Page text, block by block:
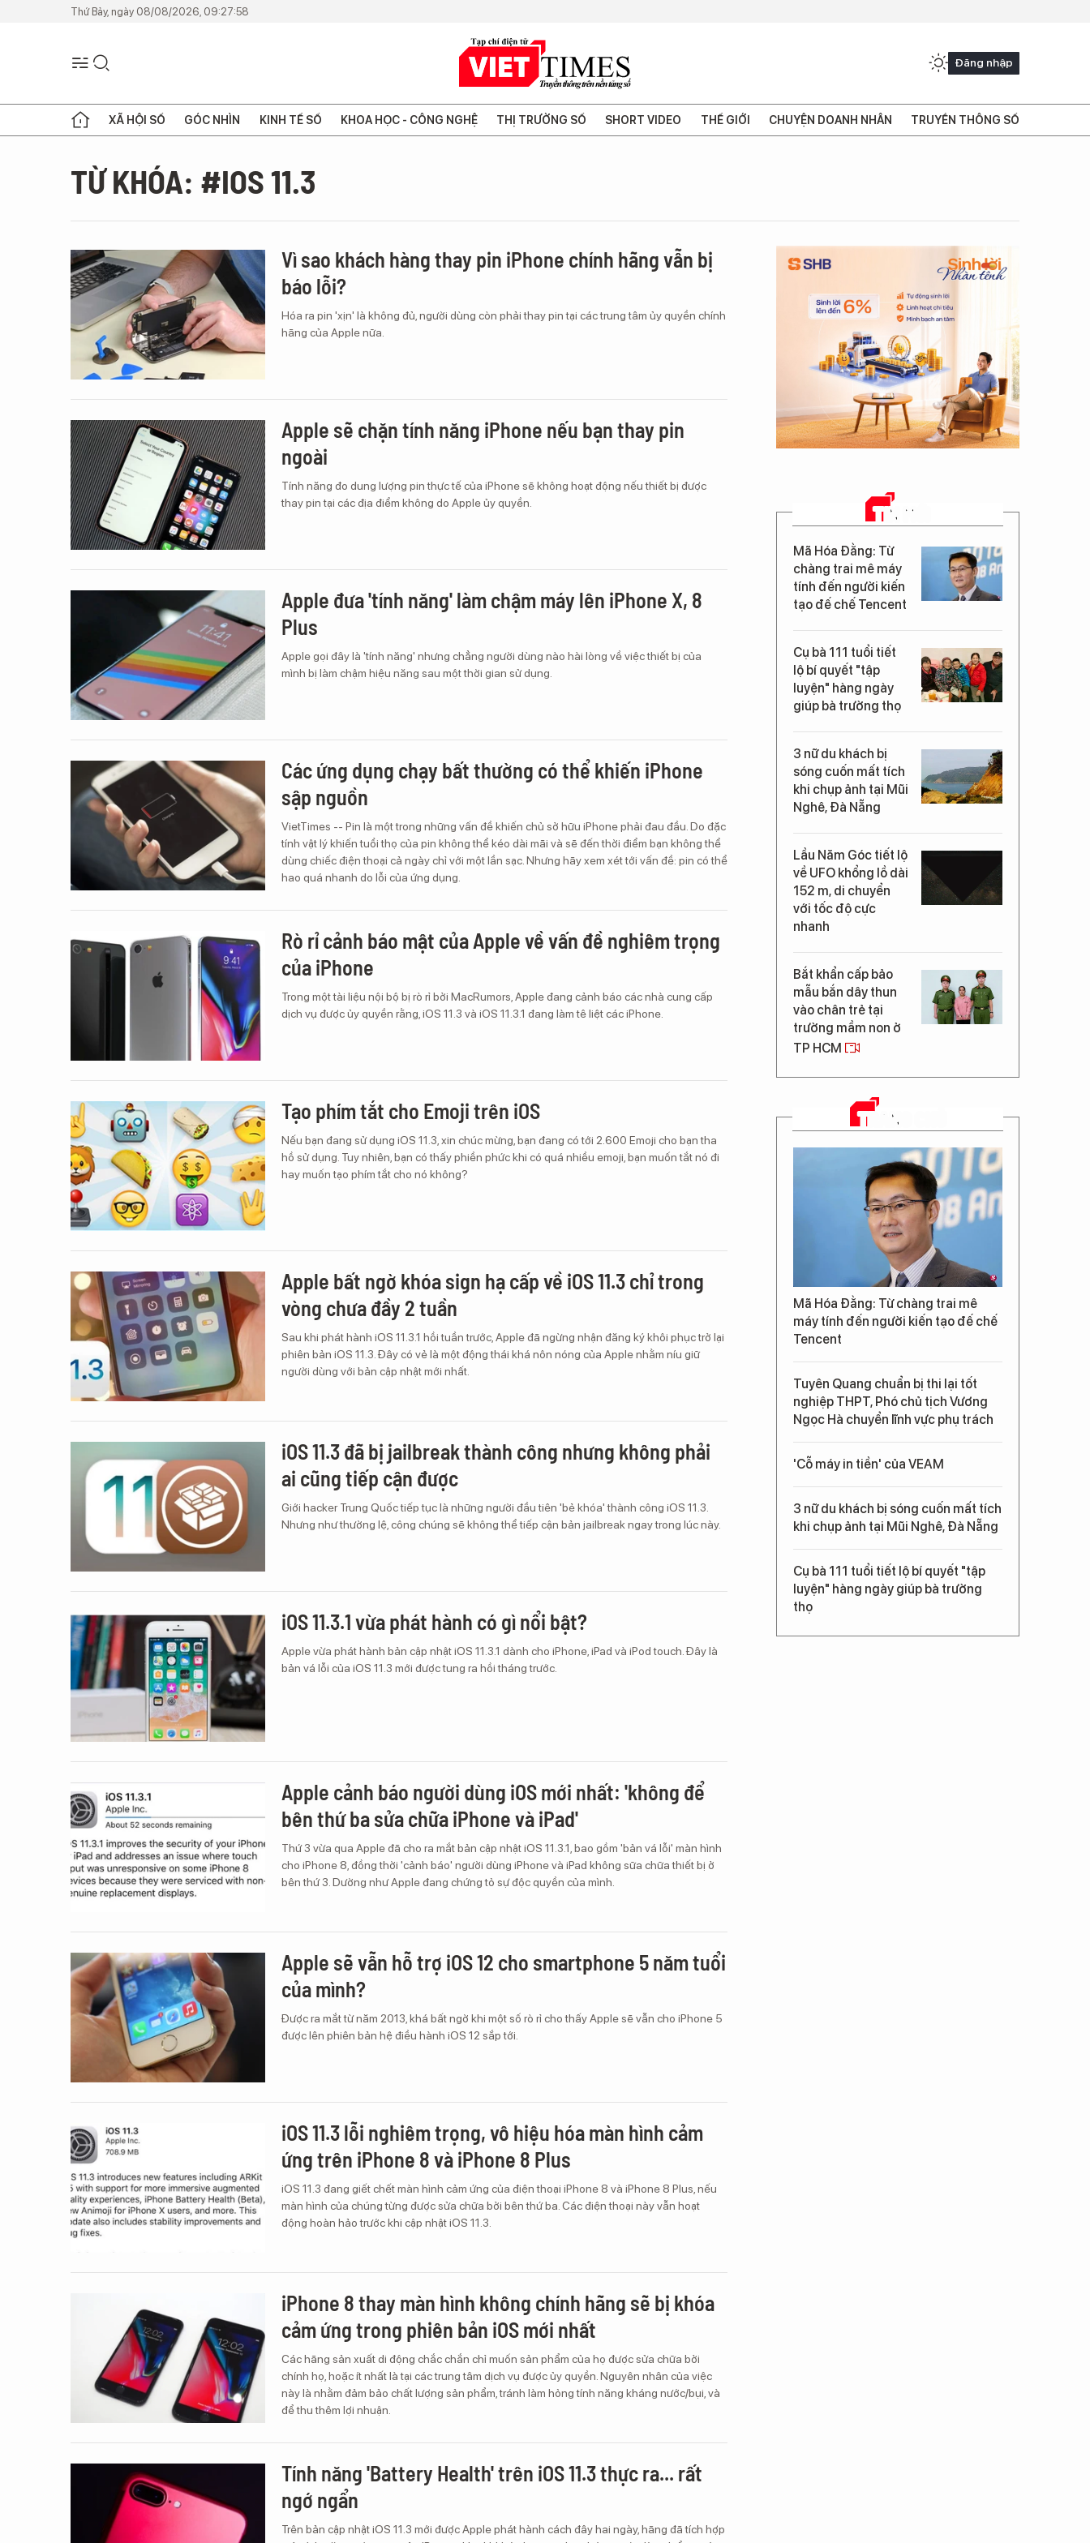
Thứ Bảy, ngày 08/08/2026, 09:27:58
Đăng nhập
XÃ HỘI SỐ GÓC NHÌN KINH TẾ SỐ KHOA HỌC - CÔNG NGHỆ THỊ TRƯỜNG SỐ SHORT VIDEO THẾ GIỚI CHUYỆN DOANH NHÂN TRUYỀN THÔNG SỐ
TỪ KHÓA: #IOS 11.3
Vì sao khách hàng thay pin iPhone chính hãng vẫn bị
báo lỗi?
Hóa ra pin 'xịn' là không đủ, người dùng còn phải thay pin tại các trung tâm ủy quyền chính
hãng của Apple nữa.
Apple sẽ chặn tính năng iPhone nếu bạn thay pin
ngoài
Tính năng đo dung lượng pin thực tế của iPhone sẽ không hoạt động nếu thiết bị được
thay pin tại các địa điểm không do Apple ủy quyền.
Apple đưa 'tính năng' làm chậm máy lên iPhone X, 8
Plus
Apple gọi đây là 'tính năng' nhưng chẳng người dùng nào hài lòng về việc thiết bị của
mình bị làm chậm hiệu năng sau một thời gian sử dụng.
Các ứng dụng chạy bất thường có thể khiến iPhone
sập nguồn
VietTimes -- Pin là một trong những vấn đề khiến chủ sở hữu iPhone phải đau đầu. Do đặc
tính vật lý khiến tuổi thọ của pin không thể kéo dài mãi và sẽ đến thời điểm bạn không thể
dùng chiếc điện thoại cả ngày chỉ với một lần sạc. Nhưng hãy xem xét tới vấn đề: pin có thể
hao quá nhanh do lỗi của ứng dụng.
Rò rỉ cảnh báo mật của Apple về vấn đề nghiêm trọng
của iPhone
Trong một tài liệu nội bộ bị rò rỉ bởi MacRumors, Apple đang cảnh báo các nhà cung cấp
dịch vụ được ủy quyền rằng, iOS 11.3 và iOS 11.3.1 đang làm tê liệt các iPhone.
Tạo phím tắt cho Emoji trên iOS
Nếu bạn đang sử dụng iOS 11.3, xin chúc mừng, bạn đang có tới 2.600 Emoji cho bạn tha
hồ sử dụng. Tuy nhiên, bạn có thấy phiền phức khi có quá nhiều emoji, bạn muốn tắt nó đi
hay muốn tạo phím tắt cho nó không?
Apple bất ngờ khóa sign hạ cấp về iOS 11.3 chỉ trong
vòng chưa đầy 2 tuần
Sau khi phát hành iOS 11.3.1 hồi tuần trước, Apple đã ngừng nhận đăng ký khôi phục trở lại
phiên bản iOS 11.3. Đây có vẻ là một động thái khá nôn nóng của Apple nhằm níu giữ
người dùng với bản cập nhật mới nhất.
iOS 11.3 đã bị jailbreak thành công nhưng không phải
ai cũng tiếp cận được
Giới hacker Trung Quốc tiếp tục là những người đầu tiên 'bẻ khóa' thành công iOS 11.3.
Nhưng như thường lệ, công chúng sẽ không thể tiếp cận bản jailbreak ngay trong lúc này.
iOS 11.3.1 vừa phát hành có gì nổi bật?
Apple vừa phát hành bản cập nhật iOS 11.3.1 dành cho iPhone, iPad và iPod touch. Đây là
bản vá lỗi của iOS 11.3 mới được tung ra hồi tháng trước.
Apple cảnh báo người dùng iOS mới nhất: 'không để
bên thứ ba sửa chữa iPhone và iPad'
Thứ 3 vừa qua Apple đã cho ra mắt bản cập nhật iOS 11.3.1, bao gồm 'bản vá lỗi' màn hình
cho iPhone 8, đồng thời 'cảnh báo' người dùng iPhone và iPad không sữa chữa thiết bị ở
bên thứ 3. Dường như Apple đang chứng tỏ sự độc quyền của mình.
Apple sẽ vẫn hỗ trợ iOS 12 cho smartphone 5 năm tuổi
của mình?
Được ra mắt từ năm 2013, khá bất ngờ khi một số rò rỉ cho thấy Apple sẽ vẫn cho iPhone 5
được lên phiên bản hệ điều hành iOS 12 sắp tới.
iOS 11.3 lỗi nghiêm trọng, vô hiệu hóa màn hình cảm
ứng trên iPhone 8 và iPhone 8 Plus
iOS 11.3 đang giết chết màn hình cảm ứng của điện thoại iPhone 8 và iPhone 8 Plus, nếu
màn hình của chúng từng được sửa chữa bởi bên thứ ba. Các điện thoại này vẫn hoạt
động hoàn hảo trước khi cập nhật iOS 11.3.
iPhone 8 thay màn hình không chính hãng sẽ bị khóa
cảm ứng trong phiên bản iOS mới nhất
Các hãng sản xuất di động chắc chắn chỉ muốn sản phẩm của họ được sửa chữa bởi
chính họ, hoặc ít nhất là tại các trung tâm dịch vụ được ủy quyền. Nguyên nhân của việc
này là nhằm đảm bảo chất lượng sản phẩm, tránh làm hỏng tính năng kháng nước/bụi, và
để thu thêm lợi nhuận.
Tính năng 'Battery Health' trên iOS 11.3 thực ra... rất
ngớ ngẩn
Trên bản cập nhật iOS 11.3 mới được Apple phát hành cách đây hai ngày, hãng đã tích hợp
TIN MỚI
Mã Hóa Đằng: Từ
chàng trai mê máy
tính đến người kiến
tạo đế chế Tencent
Cụ bà 111 tuổi tiết
lộ bí quyết "tập
luyện" hàng ngày
giúp bà trường thọ
3 nữ du khách bị
sóng cuốn mất tích
khi chụp ảnh tại Mũi
Nghê, Đà Nẵng
Lầu Năm Góc tiết lộ
về UFO khổng lồ dài
152 m, di chuyển
với tốc độ cực
nhanh
Bắt khẩn cấp bảo
mẫu bắn dây thun
vào chân trẻ tại
trường mầm non ở
TP HCM
TRANG CHỦ
Mã Hóa Đằng: Từ chàng trai mê
máy tính đến người kiến tạo đế chế
Tencent
Tuyên Quang chuẩn bị thi lại tốt
nghiệp THPT, Phó chủ tịch Vương
Ngọc Hà chuyển lĩnh vực phụ trách
'Cỗ máy in tiền' của VEAM
3 nữ du khách bị sóng cuốn mất tích
khi chụp ảnh tại Mũi Nghê, Đà Nẵng
Cụ bà 111 tuổi tiết lộ bí quyết "tập
luyện" hàng ngày giúp bà trường
thọ